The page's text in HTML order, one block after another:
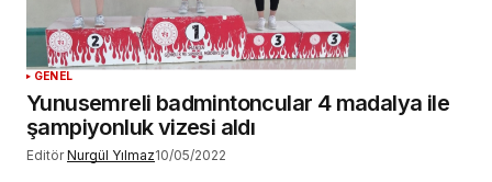
GENEL
Yunusemreli badmintoncular 4 madalya ile
şampiyonluk vizesi aldı
Editör Nurgül Yılmaz10/05/2022